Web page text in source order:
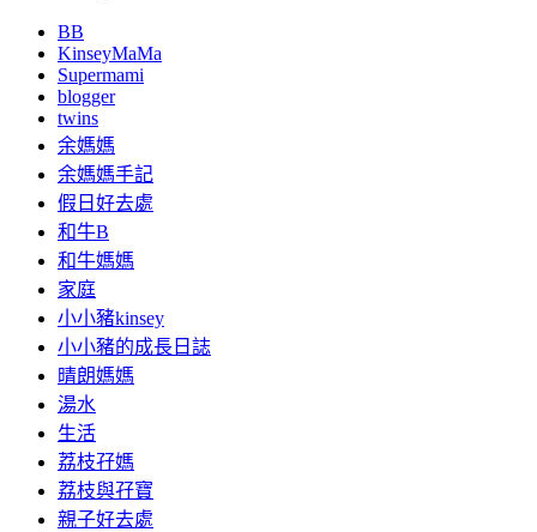
BB
KinseyMaMa
Supermami
blogger
twins
余媽媽
余媽媽手記
假日好去處
和牛B
和牛媽媽
家庭
小小豬kinsey
小小豬的成長日誌
晴朗媽媽
湯水
生活
荔枝孖媽
荔枝與孖寶
親子好去處